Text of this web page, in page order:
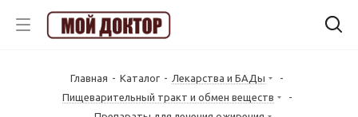
Главная - Каталог - Лекарства и БАДы
-
Пищеварительный тракт и обмен веществ
-